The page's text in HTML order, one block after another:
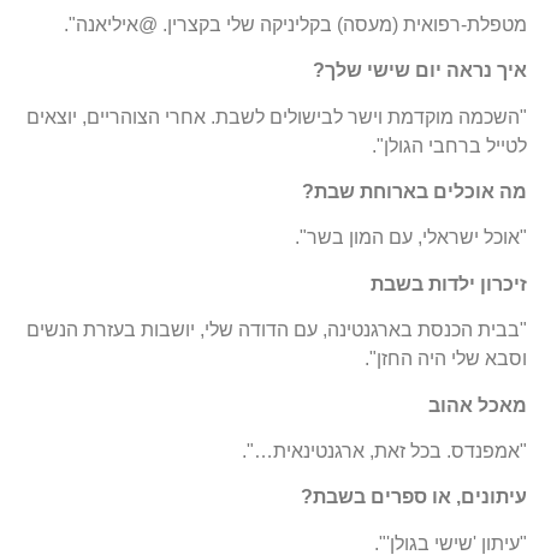
מטפלת-רפואית (מעסה) בקליניקה שלי בקצרין. @איליאנה".
איך נראה יום שישי שלך?
"השכמה מוקדמת וישר לבישולים לשבת. אחרי הצוהריים, יוצאים
לטייל ברחבי הגולן".
מה אוכלים בארוחת שבת?
"אוכל ישראלי, עם המון בשר".
זיכרון ילדות בשבת
"בבית הכנסת בארגנטינה, עם הדודה שלי, יושבות בעזרת הנשים
וסבא שלי היה החזן".
מאכל אהוב
"אמפנדס. בכל זאת, ארגנטינאית…".
עיתונים, או ספרים בשבת?
"עיתון 'שישי בגולן'".